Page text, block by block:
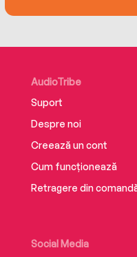
what Truman
William Boyle,
Give Yourself
‘A captivating ride
twists, turns, and
murder case’
‘Beautiful and
AudioTribe
Suport
Despre noi
Creează un cont
Cum funcționează
Retragere din
Social Media